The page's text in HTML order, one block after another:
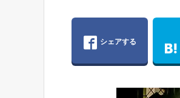
シェアする